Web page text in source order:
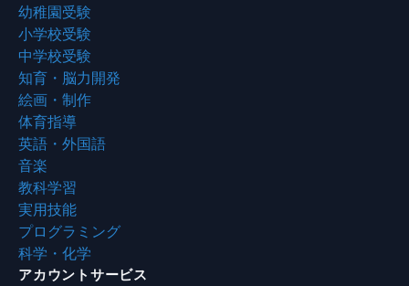
幼稚園受験
小学校受験
中学校受験
知育・脳力開発
絵画・制作
体育指導
英語・外国語
音楽
教科学習
実用技能
プログラミング
科学・化学
アカウントサービス